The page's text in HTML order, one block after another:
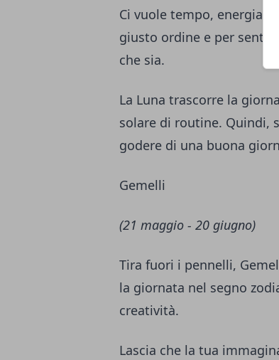
Ci vuole tempo, energia
giusto ordine e per
che sia.
La Luna trascorre la
solare di routine. Quindi,
godere di una buona
Gemelli
(21 maggio - 20 giugno)
Tira fuori i pennelli,
la giornata nel segno
creatività.
Lascia che la tua